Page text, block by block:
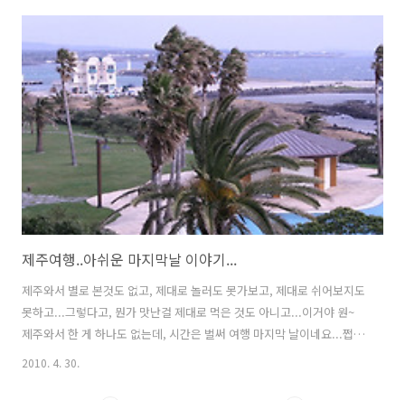
직 이름은 못지었네요..ㅡㅡ;) 불쌍(?)하게도 어린이날인 5월5일이 생일
이 되어버렸네요...ㅎㅎ 착한녀석....다~ 엄마, 아빠를 생각해서겠지
요....^^ 그래도, 어린이날 이라고...지 누나(주하)가 나들이도 할 수 있게
잘 참고 있다가... 주하가 밖에서 잘 놀고난 뒤, 오후에 집에 들어와서 쉬
고 있으려니, 더이상 기다리지 못하고 세상밖으로..
제주여행..아쉬운 마지막날 이야기...
제주와서 별로 본것도 없고, 제대로 놀러도 못가보고, 제대로 쉬어보지도
못하고...그렇다고, 뭔가 맛난걸 제대로 먹은 것도 아니고...이거야 원~
제주와서 한 게 하나도 없는데, 시간은 벌써 여행 마지막 날이네요...쩝...
ㅡㅡ; 아침에 일어나니, 창밖으로 리조트의 정원과 저 멀리 바다가 보입
2010. 4. 30.